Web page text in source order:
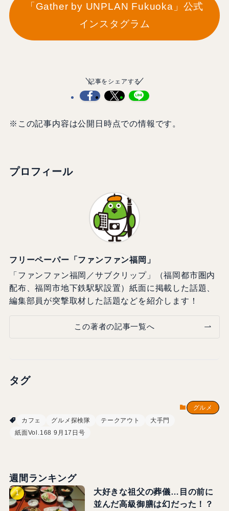
「Gather by UNPLAN Fukuoka」公式
インスタグラム
記事をシェアする
※この記事内容は公開日時点での情報です。
プロフィール
フリーペーパー「ファンファン福岡」
「ファンファン福岡／サブクリップ」（福岡都市圏内
配布、福岡市地下鉄駅駅設置）紙面に掲載した話題、
編集部員が突撃取材した話題などを紹介します！
この著者の記事一覧へ
タグ
グルメ
カフェ
グルメ探検隊 テークアウト
大手門
紙面Vol.168 9月17日号
週間ランキング
大好きな祖父の葬儀…目の前に
並んだ高級御膳は幻だった！？